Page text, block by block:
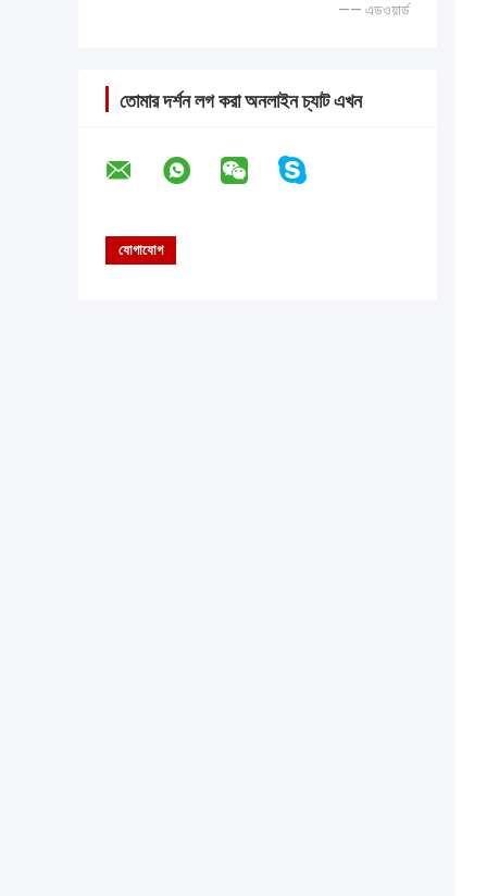
—— এডওয়ার্ড
তোমার দর্শন লগ করা অনলাইন চ্যাট এখন